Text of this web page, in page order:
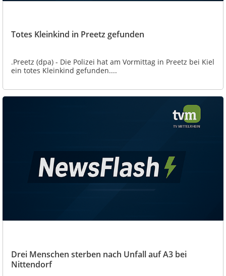
Totes Kleinkind in Preetz gefunden
.Preetz (dpa) - Die Polizei hat am Vormittag in Preetz bei Kiel
ein totes Kleinkind gefunden....
Drei Menschen sterben nach Unfall auf A3 bei
Nittendorf